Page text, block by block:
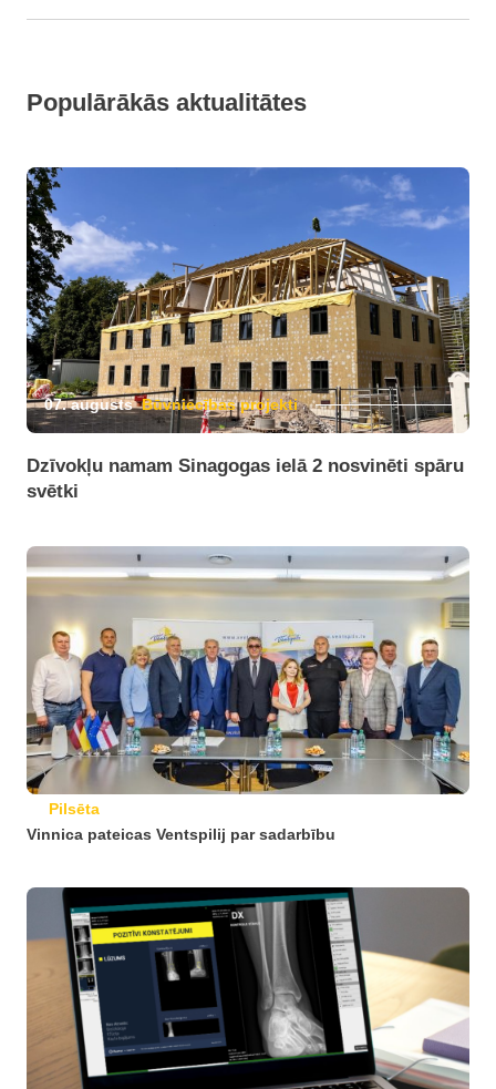
Populārākās aktualitātes
07. augusts Būvniecības projekti
Dzīvokļu namam Sinagogas ielā 2 nosvinēti spāru
svētki
Pilsēta
Vinnica pateicas Ventspilij par sadarbību